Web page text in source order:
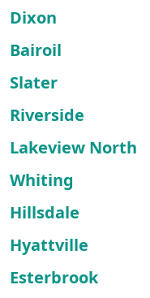
Dixon
Bairoil
Slater
Riverside
Lakeview North
Whiting
Hillsdale
Hyattville
Esterbrook